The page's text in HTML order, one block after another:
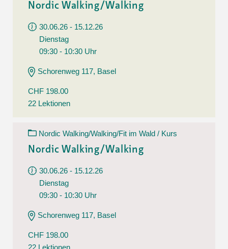
Nordic Walking/Walking
30.06.26 - 15.12.26
Dienstag
09:30 - 10:30 Uhr
Schorenweg 117, Basel
CHF 198.00
22 Lektionen
Nordic Walking/Walking/Fit im Wald / Kurs
Nordic Walking/Walking
30.06.26 - 15.12.26
Dienstag
09:30 - 10:30 Uhr
Schorenweg 117, Basel
CHF 198.00
22 Lektionen